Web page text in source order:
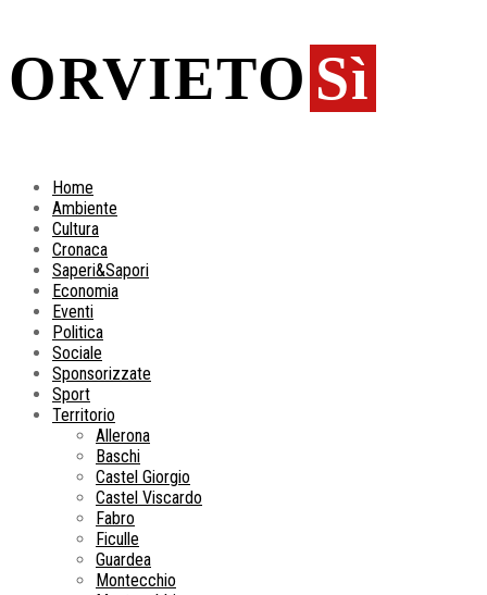
ORVIETO Sì
Home
Ambiente
Cultura
Cronaca
Saperi&Sapori
Economia
Eventi
Politica
Sociale
Sponsorizzate
Sport
Territorio
Allerona
Baschi
Castel Giorgio
Castel Viscardo
Fabro
Ficulle
Guardea
Montecchio